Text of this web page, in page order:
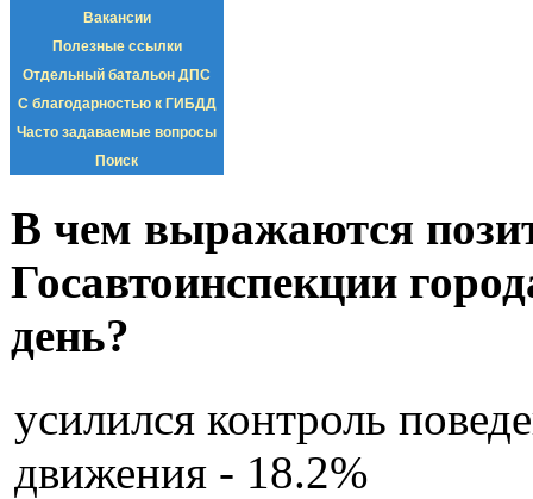
Вакансии
Полезные ссылки
Отдельный батальон ДПС
С благодарностью к ГИБДД
Часто задаваемые вопросы
Поиск
В чем выражаются
Госавтоинспекции
день?
усилился контроль
движения - 18.2%